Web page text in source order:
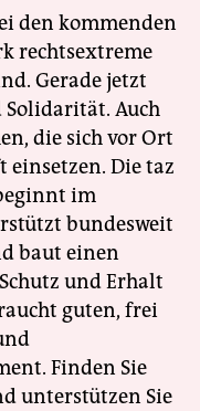
den kommenden
rechtsextreme
Gerade jetzt
Auch
die sich vor Ort
einsetzen. Die taz
im
bundesweit
baut einen
und Erhalt
guten, frei
Finden Sie
unterstützen Sie